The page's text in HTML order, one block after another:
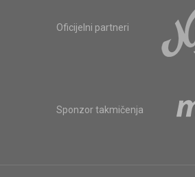
Oficijelni partneri
Sponzor takmičenja